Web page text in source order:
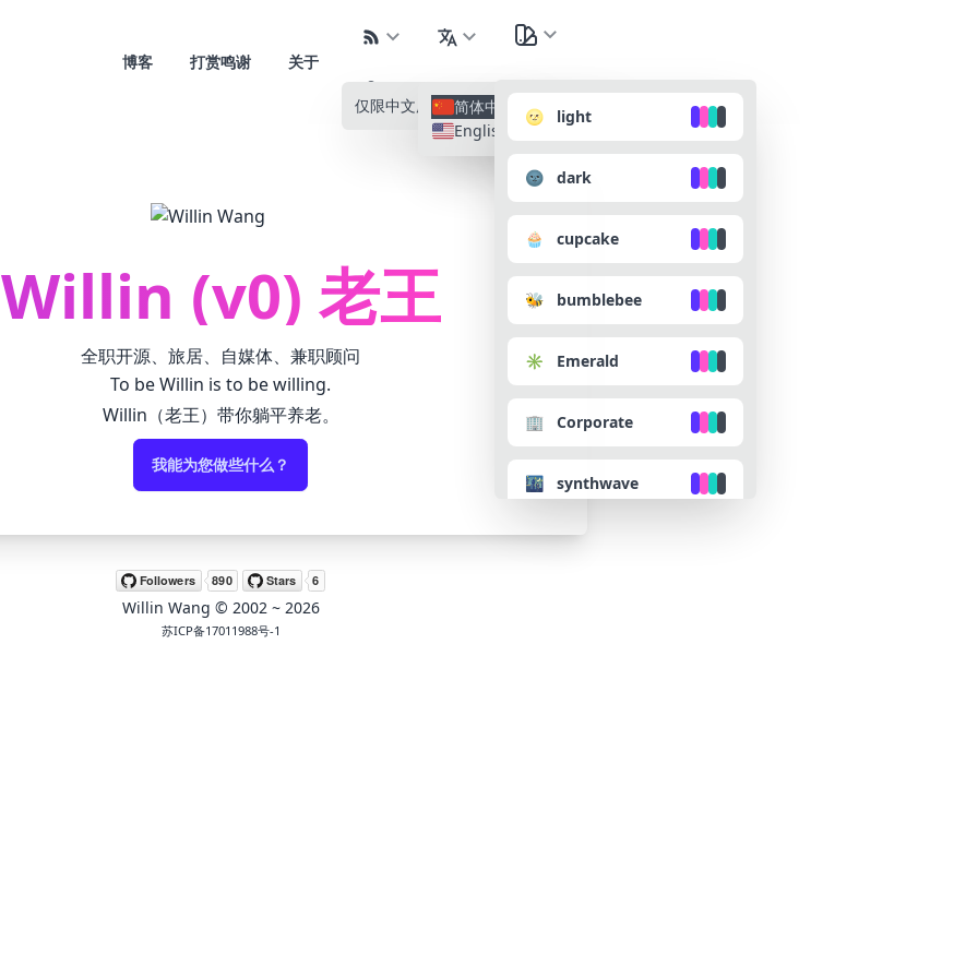
博客 打赏鸣谢 关于
仅限中文所有语种简体中文
English
🌝 light
🌚 dark
🧁 cupcake
🐝 bumblebee
✳️ Emerald
🏢 Corporate
🌃 synthwave
👴 retro
Willin (v0) 老王
全职开源、旅居、自媒体、兼职顾问
To be Willin is to be willing.
Willin（老王）带你躺平养老。
我能为您做些什么？
Willin Wang © 2002 ~ 2026
苏ICP备17011988号-1